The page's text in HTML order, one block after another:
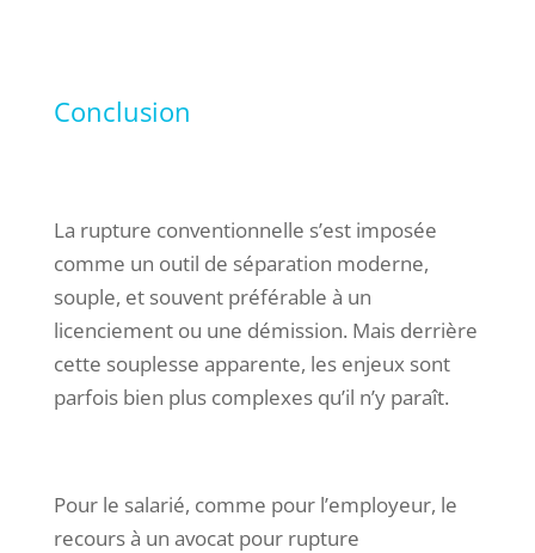
Conclusion
La rupture conventionnelle s’est imposée
comme un outil de séparation moderne,
souple, et souvent préférable à un
licenciement ou une démission. Mais derrière
cette souplesse apparente, les enjeux sont
parfois bien plus complexes qu’il n’y paraît.
Pour le salarié, comme pour l’employeur, le
recours à un avocat pour rupture